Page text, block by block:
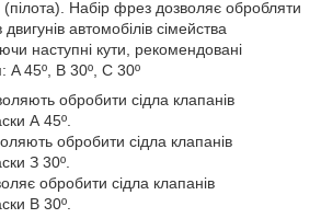
Набір фрез дозволяє обробляти
автомобілів сімейства
наступні кути, рекомендовані
45º, B 30º, C 30º
обробити сідла клапанів
А 45º.
обробити сідла клапанів
З 30º.
обробити сідла клапанів
B 30º.